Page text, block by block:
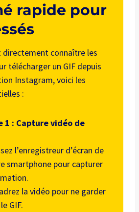
rapide pour
directement connaître les
télécharger un GIF depuis
Instagram, voici les
:
1 : Capture vidéo de
l’enregistreur d’écran de
smartphone pour capturer
la vidéo pour ne garder
GIF.